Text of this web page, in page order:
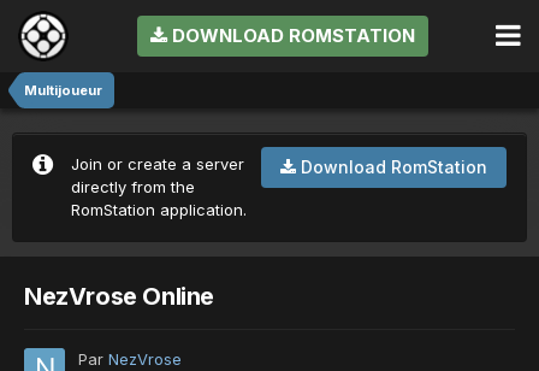
DOWNLOAD ROMSTATION
Multijoueur
Download RomStation
Join or create a server
directly from the
RomStation application.
NezVrose Online
Par NezVrose